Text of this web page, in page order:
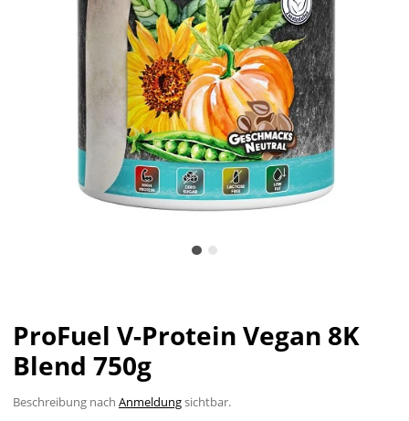
ProFuel V-Protein Vegan 8K
Blend 750g
Beschreibung nach Anmeldungsichtbar.